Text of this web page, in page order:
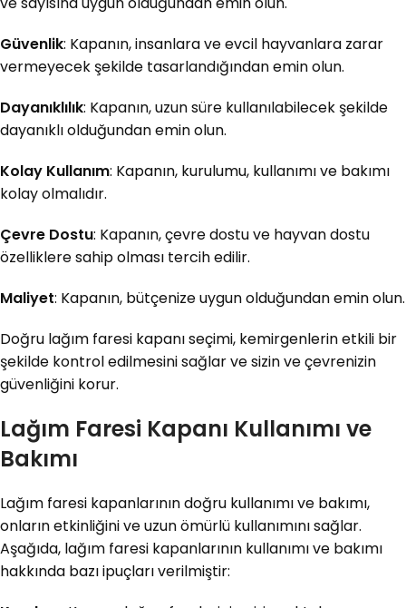
Güvenlik: Kapanın, insanlara ve evcil hayvanlara zarar
vermeyecek şekilde tasarlandığından emin olun.
Dayanıklılık: Kapanın, uzun süre kullanılabilecek şekilde
dayanıklı olduğundan emin olun.
Kolay Kullanım: Kapanın, kurulumu, kullanımı ve bakımı
kolay olmalıdır.
Çevre Dostu: Kapanın, çevre dostu ve hayvan dostu
özelliklere sahip olması tercih edilir.
Maliyet: Kapanın, bütçenize uygun olduğundan emin olun.
Doğru lağım faresi kapanı seçimi, kemirgenlerin etkili bir
şekilde kontrol edilmesini sağlar ve sizin ve çevrenizin
güvenliğini korur.
Lağım Faresi Kapanı Kullanımı ve
Bakımı
Lağım faresi kapanlarının doğru kullanımı ve bakımı,
onların etkinliğini ve uzun ömürlü kullanımını sağlar.
Aşağıda, lağım faresi kapanlarının kullanımı ve bakımı
hakkında bazı ipuçları verilmiştir: